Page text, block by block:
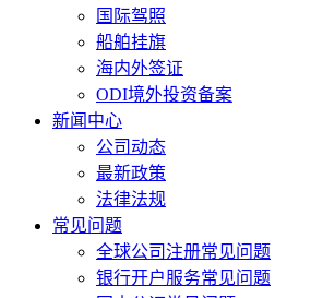
国际驾照
船舶挂旗
海内外签证
ODI境外投资备案
新闻中心
公司动态
最新政策
法律法规
常见问题
全球公司注册常见问题
银行开户服务常见问题